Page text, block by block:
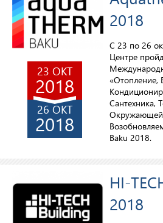
23 ОКТ
2018
26 ОКТ
2018
2018
С 23 по 26
Центре
«Отопление,
Сантехника,
Окружающей
Baku 2018.
HI-
2018